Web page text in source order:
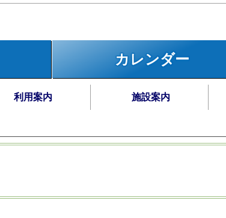
カレンダー
利用案内 施設案内